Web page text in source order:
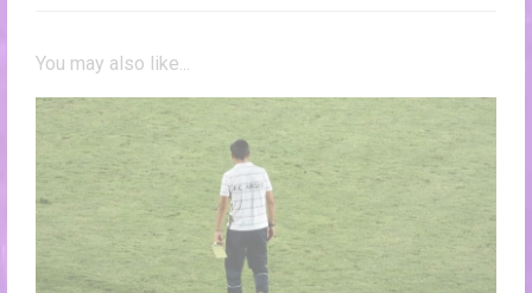
You may also like...